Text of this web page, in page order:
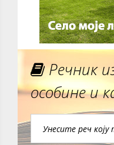
Речник
особине и